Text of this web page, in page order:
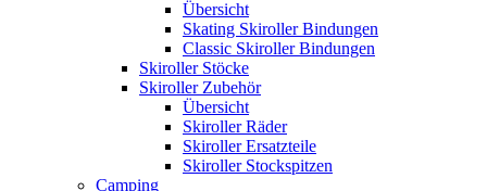
Übersicht
Skating Skiroller Bindungen
Classic Skiroller Bindungen
Skiroller Stöcke
Skiroller Zubehör
Übersicht
Skiroller Räder
Skiroller Ersatzteile
Skiroller Stockspitzen
Camping